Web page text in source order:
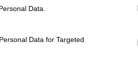
Data.
Data for Targeted
δικαστική αίθουσα στο